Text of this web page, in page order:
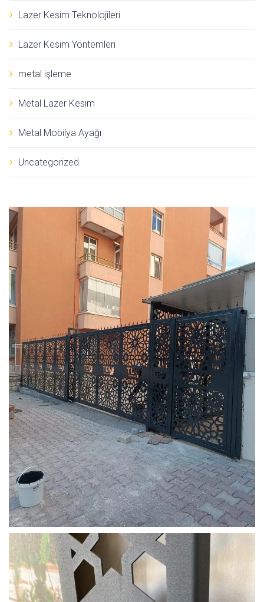
Lazer Kesim Teknolojileri
Lazer Kesim Yöntemleri
metal işleme
Metal Lazer Kesim
Metal Mobilya Ayağı
Uncategorized